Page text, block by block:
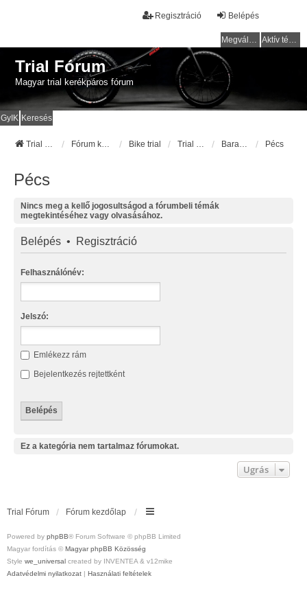
Belépés
Regisztráció
Megválaszolatlan témák Aktív témák
Trial Fórum
Magyar trial kerékpáros fórum
GyIK Keresés
Trial Fórum Bike trial Pécs
Pécs
Nincs meg a kellő jogosultságod a fórumbeli témák
megtekintéséhez vagy olvasásához.
Belépés • Regisztráció
Felhasználónév:
Jelszó:
Emlékezz rám
Bejelentkezés rejtettként
Ez a kategória nem tartalmaz fórumokat.
Ugrás
Trial Fórum Fórum kezdőlap
Powered by phpBB® Forum Software © phpBB Limited
Magyar fordítás © Magyar phpBB Közösség
Style we_universal created by INVENTEA & v12mike
Adatvédelmi nyilatkozat | Használati feltételek